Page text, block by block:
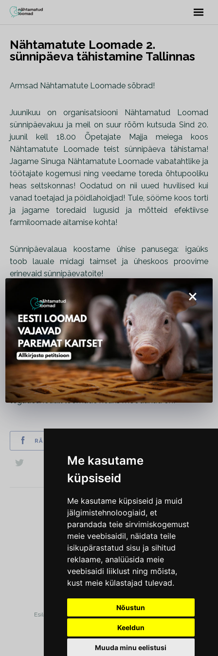
Me kasutame
küpsiseid
Me kasutame küpsiseid ja muid
jälgimistehnoloogiaid, et
parandada teie sirvimiskogemust
meie veebisaidil, näidata teile
isikupärastatud sisu ja sihitud
reklaame, analüüsida meie
veebisaidi liiklust ning mõista,
kust meie külastajad tulevad.
Nõustun
Keeldun
Muuda minu eelistusi
Nähtamatute Loomade 2.
sünnipäeva tähistamine Tallinnas
Armsad Nähtamatute Loomade sõbrad!
Juunikuu on organisatsiooni Nähtamatud Loomad
sünnipäevakuu ja meil on suur rõõm kutsuda Sind 20.
juunil kell 18.00 Õpetajate Majja meiega koos
Nähtamatute Loomade teist sünnipäeva tähistama!
Jagame Sinuga Nähtamatute Loomade vabatahtlike ja
töötajate kogemusi ning veedame toreda õhtupooliku
heas seltskonnas! Oodatud on nii uued huvilised kui
vanad toetajad ja pöidlahoidjad! Tule, sööme koos torti
ja jagame toredaid lugusid ja mõtteid efektiivse
farmiloomade aitamise kohta!
Sünnipäevalaua koostame ühise panusega: igaüks
toob lauale midagi taimset ja üheskoos proovime
erinevaid sünnipäevatoite!
Üritusel on ka Nähtamatute Loomade infolaud ning
võimalik on toetada meid annetusega või osta meie
meeneid, et saaksime üheskoos loomade heaks veelgi
rohkem ära teha!
Ootame Sind koos meiega tähistama juba 20. juunil kell
18.00 Õpetajate Maja Saadiku toas! Aitäh kõigile
toetajatele, tänu kellele need kaks aastat väga
tegudetihedalt loomade heaks möödunud on!
RÄÄGI SÕBRALE
MTÜ Nähtamatud Loomad
KONTAKT
Esileht Kes me oleme
×